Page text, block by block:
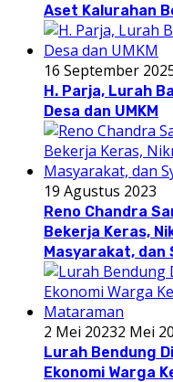
Aset Kalurahan
16 September
H. Parja, Lurah
Desa dan UMKM
19 Agustus 2023
Reno Chandra
Bekerja Keras,
Masyarakat, dan
2 Mei 20232 Mei
Lurah Bendung
Ekonomi Warga